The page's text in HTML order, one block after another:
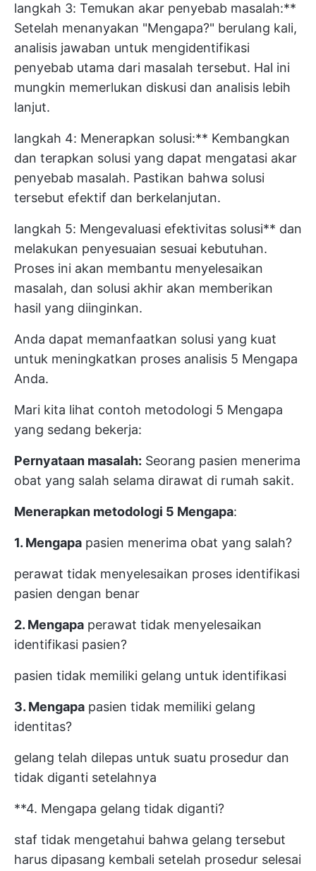
langkah 3: Temukan akar penyebab masalah:**
Setelah menanyakan "Mengapa?" berulang kali,
analisis jawaban untuk mengidentifikasi
penyebab utama dari masalah tersebut. Hal ini
mungkin memerlukan diskusi dan analisis lebih
lanjut.
langkah 4: Menerapkan solusi:** Kembangkan
dan terapkan solusi yang dapat mengatasi akar
penyebab masalah. Pastikan bahwa solusi
tersebut efektif dan berkelanjutan.
langkah 5: Mengevaluasi efektivitas solusi** dan
melakukan penyesuaian sesuai kebutuhan.
Proses ini akan membantu menyelesaikan
masalah, dan solusi akhir akan memberikan
hasil yang diinginkan.
Anda dapat memanfaatkan solusi yang kuat
untuk meningkatkan proses analisis 5 Mengapa
Anda.
Mari kita lihat contoh metodologi 5 Mengapa
yang sedang bekerja:
Pernyataan masalah: Seorang pasien menerima
obat yang salah selama dirawat di rumah sakit.
Menerapkan metodologi 5 Mengapa:
1. Mengapa pasien menerima obat yang salah?
perawat tidak menyelesaikan proses identifikasi
pasien dengan benar
2. Mengapa perawat tidak menyelesaikan
identifikasi pasien?
pasien tidak memiliki gelang untuk identifikasi
3. Mengapa pasien tidak memiliki gelang
identitas?
gelang telah dilepas untuk suatu prosedur dan
tidak diganti setelahnya
**4. Mengapa gelang tidak diganti?
staf tidak mengetahui bahwa gelang tersebut
harus dipasang kembali setelah prosedur selesai